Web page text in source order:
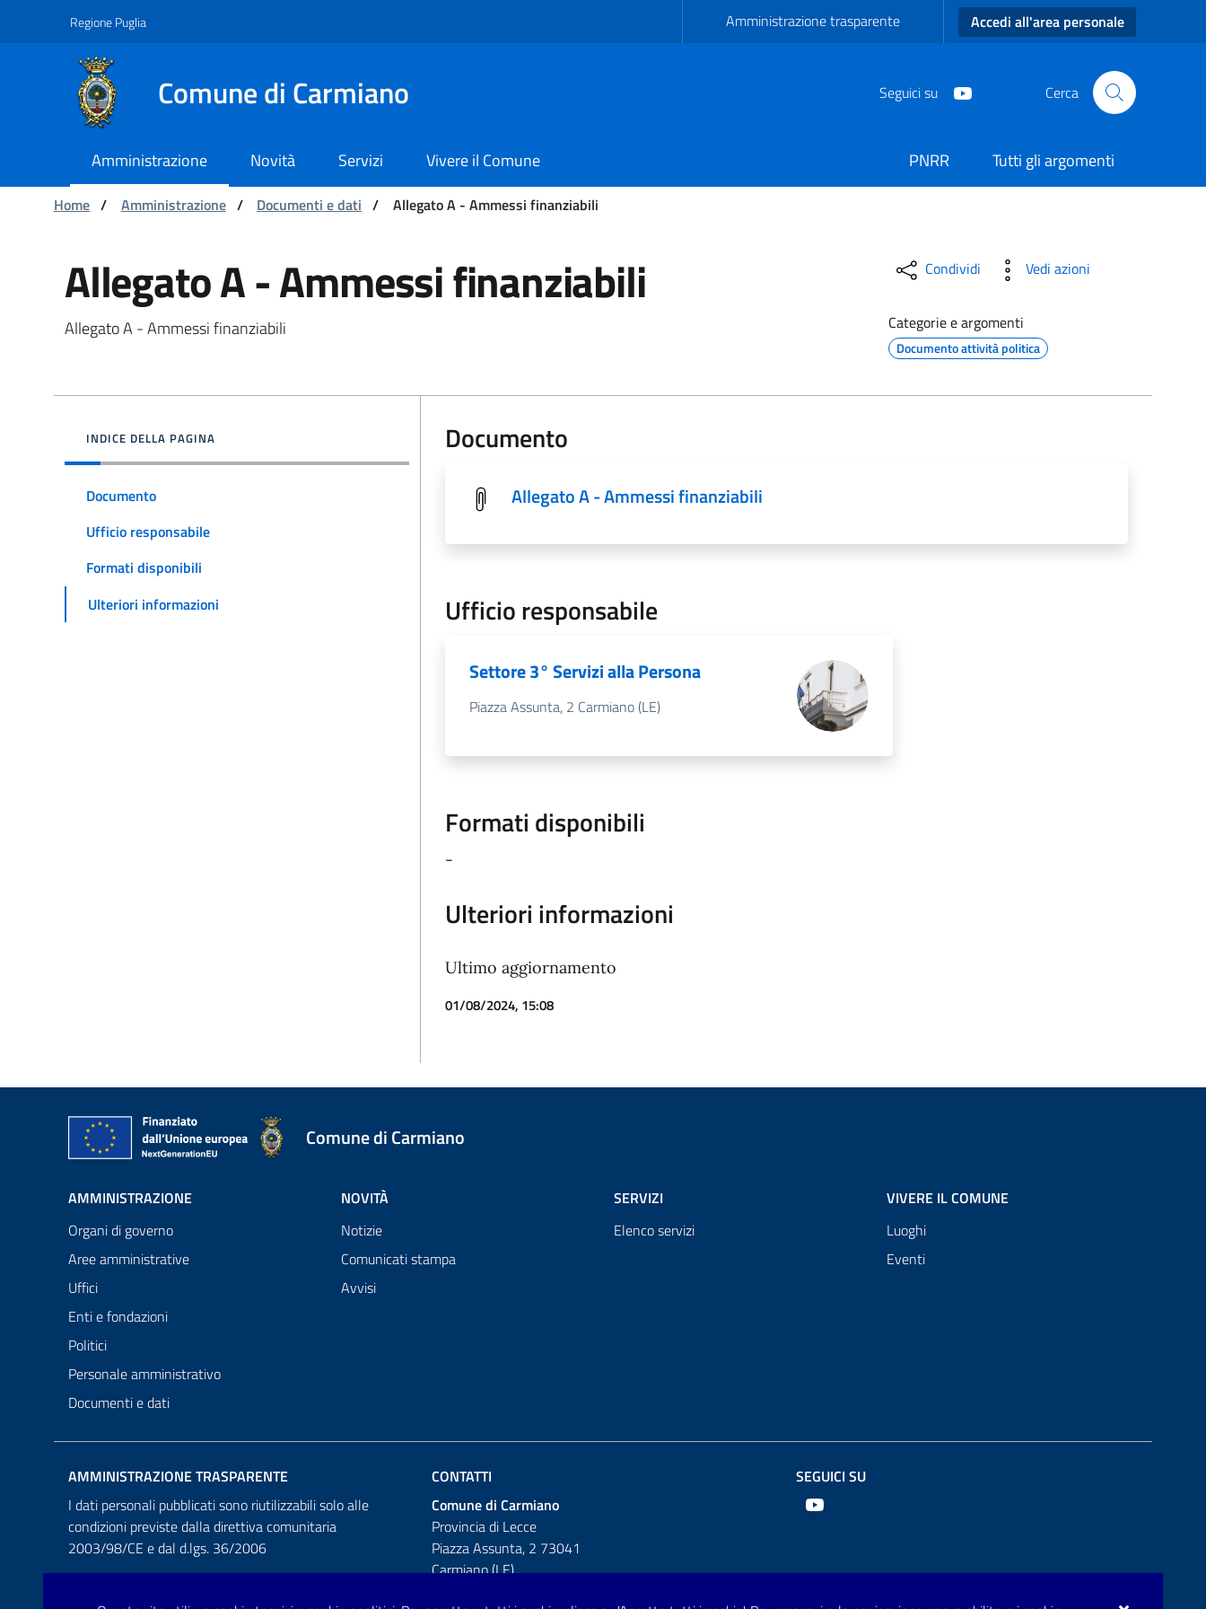
Navigazione
Salta al contenuto
Regione Puglia Amministrazione trasparente Accedi all'area personale
Comune di Carmiano Seguici su Cerca
Amministrazione Novità Servizi Vivere il Comune PNRR
Tutti gli argomenti
Ti trovi in:
Home / Amministrazione / Documenti e dati / Allegato A - Ammessi finanziabili
Allegato A - Ammessi finanziabili - Comune di Carmiano
Allegato A - Ammessi finanziabili
Allegato A - Ammessi finanziabili
Condividi Vedi azioni
Categorie e argomenti
Documento attività politica
INDICE DELLA PAGINA
Documento
Ufficio responsabile
Formati disponibili
Ulteriori informazioni
Documento
Allegato A - Ammessi finanziabili
Ufficio responsabile
Settore 3° Servizi alla Persona
Piazza Assunta, 2 Carmiano (LE)
Formati disponibili
-
Ulteriori informazioni
Ultimo aggiornamento
01/08/2024, 15:08
Comune di Carmiano
AMMINISTRAZIONE
Organi di governo
Aree amministrative
Uffici
Enti e fondazioni
Politici
Personale amministrativo
Documenti e dati
NOVITÀ
Notizie
Comunicati stampa
Avvisi
SERVIZI
Elenco servizi
VIVERE IL COMUNE
Luoghi
Eventi
AMMINISTRAZIONE TRASPARENTE
I dati personali pubblicati sono riutilizzabili solo alle
condizioni previste dalla direttiva comunitaria
2003/98/CE e dal d.lgs. 36/2006
CONTATTI
Comune di Carmiano
Provincia di Lecce
Piazza Assunta, 2 73041
Carmiano (LE)
SEGUICI SU